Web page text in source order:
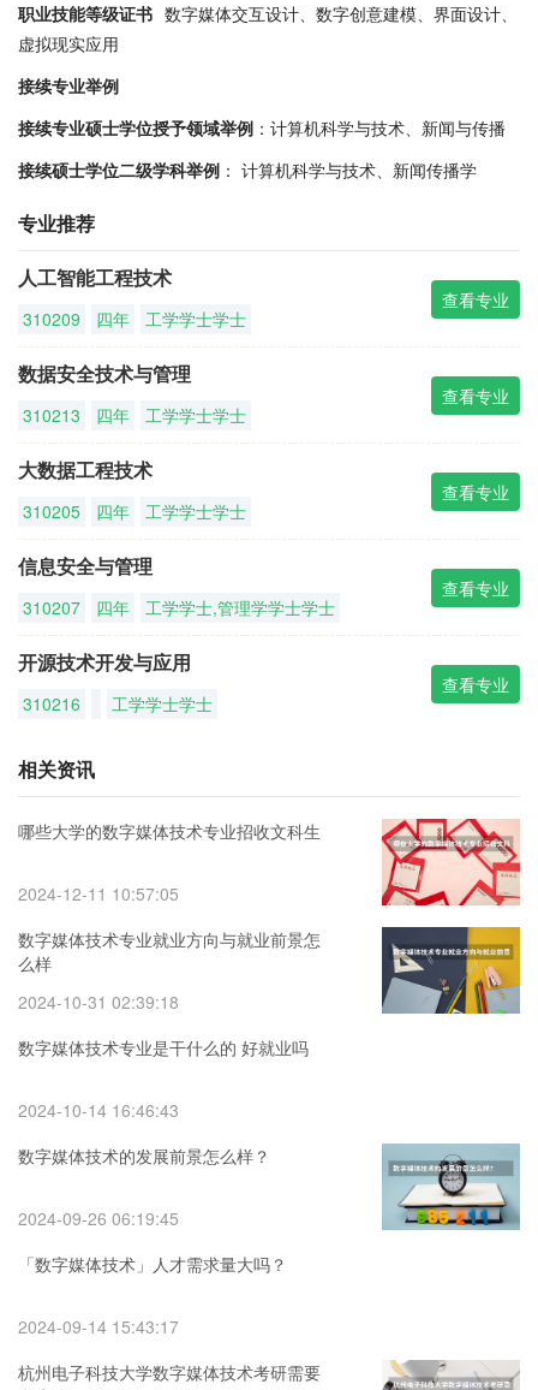
职业技能等级证书 数字媒体交互设计、数字创意建模、界面设计、
虚拟现实应用
接续专业举例
接续专业硕士学位授予领域举例 ：计算机科学与技术、新闻与传播
接续硕士学位二级学科举例 ： 计算机科学与技术、新闻传播学
专业推荐
人工智能工程技术
310209 四年 工学学士学士
查看专业
数据安全技术与管理
310213 四年 工学学士学士
查看专业
大数据工程技术
310205 四年 工学学士学士
查看专业
信息安全与管理
310207 四年 工学学士,管理学学士学士
查看专业
开源技术开发与应用
310216 工学学士学士
查看专业
相关资讯
哪些大学的数字媒体技术专业招收文科生
2024-12-11 10:57:05
数字媒体技术专业就业方向与就业前景怎
么样
2024-10-31 02:39:18
数字媒体技术专业是干什么的 好就业吗
2024-10-14 16:46:43
数字媒体技术的发展前景怎么样？
2024-09-26 06:19:45
「数字媒体技术」人才需求量大吗？
2024-09-14 15:43:17
杭州电子科技大学数字媒体技术考研需要